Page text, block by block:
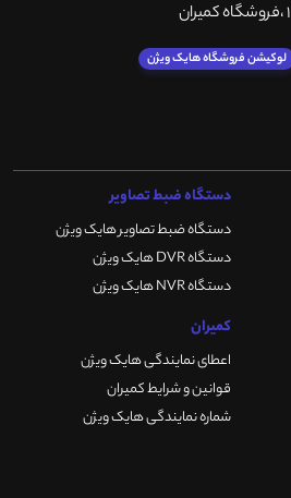
لوکیشن فروشگاه هایک ویژن
دستگاه ضبط تصاویر
دستگاه ضبط تصاویر هایک ویژن
دستگاه DVR هایک ویژن
دستگاه NVR هایک ویژن
کمیران
اعطای نمایندگی هایک ویژن
قوانین و شرایط کمیران
شماره نمایندگی هایک ویژن